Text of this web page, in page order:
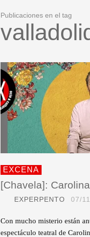
Publicaciones en el tag
EXCENA
[Chavela]:
EXPERPENTO 07/
Con mucho misterio están
espectáculo teatral de